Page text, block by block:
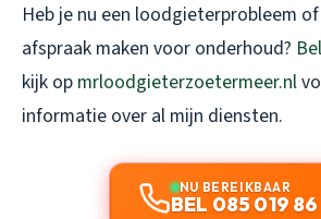
Heb je nu een loodgieterprobleem
afspraak maken voor onderhoud?
kijk op mrloodgieterzoetermeer.nl
informatie over al mijn diensten.
NU BEREIKBAAR
BEL 085 019